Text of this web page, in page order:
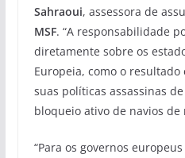
Sahraoui, assessora de
MSF. “A responsabilidade
diretamente sobre os
Europeia, como o
suas políticas assassinas
bloqueio ativo de navios de
“Para os governos